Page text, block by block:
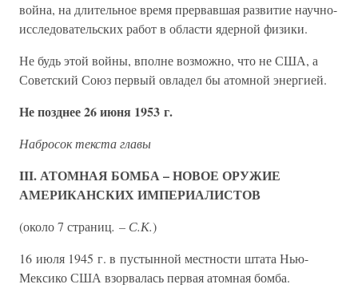
война, на длительное время прервавшая развитие научно-
исследовательских работ в области ядерной физики.
Не будь этой войны, вполне возможно, что не США, а
Советский Союз первый овладел бы атомной энергией.
Не позднее 26 июня 1953 г.
Набросок текста главы
III. АТОМНАЯ БОМБА – НОВОЕ ОРУЖИЕ
АМЕРИКАНСКИХ ИМПЕРИАЛИСТОВ
(около 7 страниц. – С.К.)
16 июля 1945 г. в пустынной местности штата Нью-
Мексико США взорвалась первая атомная бомба.